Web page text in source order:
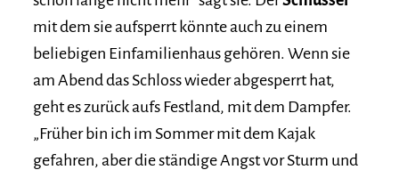
mit dem sie aufsperrt könnte auch zu einem
beliebigen Einfamilienhaus gehören. Wenn sie
am Abend das Schloss wieder abgesperrt hat,
geht es zurück aufs Festland, mit dem Dampfer.
„Früher bin ich im Sommer mit dem Kajak
gefahren, aber die ständige Angst vor Sturm und